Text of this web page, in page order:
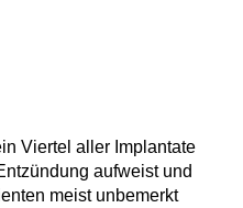
Viertel aller Implantate
aufweist und
meist unbemerkt